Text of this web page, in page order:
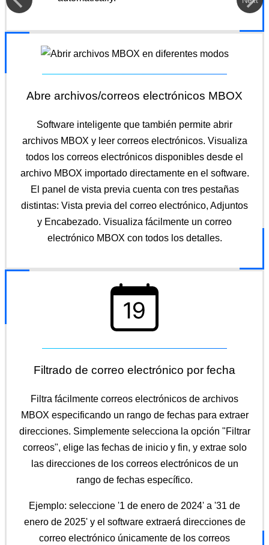
Abre archivos/correos electrónicos MBOX
Software inteligente que también permite abrir
archivos MBOX y leer correos electrónicos. Visualiza
todos los correos electrónicos disponibles desde el
archivo MBOX importado directamente en el software.
El panel de vista previa cuenta con tres pestañas
distintas: Vista previa del correo electrónico, Adjuntos
y Encabezado. Visualiza fácilmente un correo
electrónico MBOX con todos los detalles.
Filtrado de correo electrónico por fecha
Filtra fácilmente correos electrónicos de archivos
MBOX especificando un rango de fechas para extraer
direcciones. Simplemente selecciona la opción "Filtrar
correos", elige las fechas de inicio y fin, y extrae solo
las direcciones de los correos electrónicos de un
rango de fechas específico.
Ejemplo: seleccione '1 de enero de 2024' a '31 de
enero de 2025' y el software extraerá direcciones de
correo electrónico únicamente de los correos